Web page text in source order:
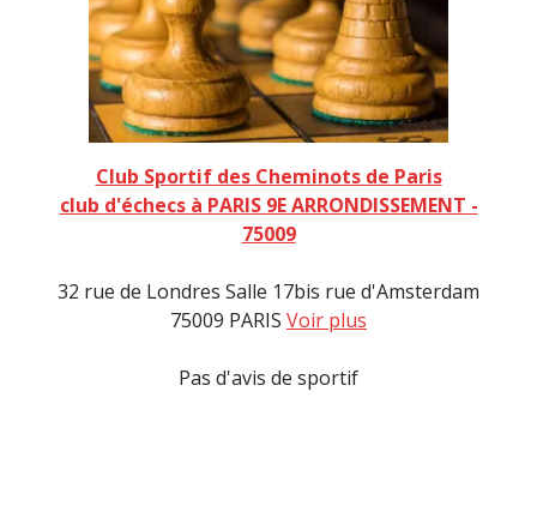
Club Sportif des Cheminots de Paris
club d'échecs à PARIS 9E ARRONDISSEMENT -
75009
32 rue de Londres Salle 17bis rue d'Amsterdam
75009 PARIS Voir plus
Pas d'avis de sportif